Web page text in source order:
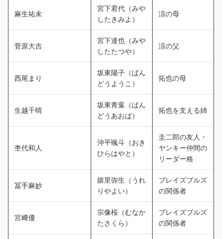
麻生祐未
宮下君代（みや
したきみよ）
涼の母
菅原大吉
宮下達也（みや
したたつや）
涼の父
西尾まり
坂東陽子（ばん
どうようこ）
拓也の母
生越千晴
坂東青葉（ばん
どうあおば）
拓也を支える姉
杢代和人
沖平颯斗（おき
ひらはやと）
圭二郎の友人・
ヤンキー仲間の
リーダー格
冨手麻妙
嬉里弥生（うれ
りやよい）
ブレイズブルズ
の関係者
宮﨑優
宗像桜（むなか
たさくら）
ブレイズブルズ
の関係者